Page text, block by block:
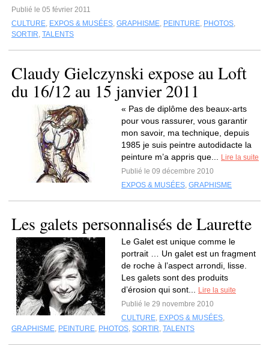
Publié le 05 février 2011
CULTURE, EXPOS & MUSÉES, GRAPHISME, PEINTURE, PHOTOS,
SORTIR, TALENTS
Claudy Gielczynski expose au Loft
du 16/12 au 15 janvier 2011
« Pas de diplôme des beaux-arts
pour vous rassurer, vous garantir
mon savoir, ma technique, depuis
1985 je suis peintre autodidacte la
peinture m’a appris que...
Lire la suite
Publié le 09 décembre 2010
EXPOS & MUSÉES, GRAPHISME
Les galets personnalisés de Laurette
Le Galet est unique comme le
portrait … Un galet est un fragment
de roche à l’aspect arrondi, lisse.
Les galets sont des produits
d’érosion qui sont...
Lire la suite
Publié le 29 novembre 2010
CULTURE, EXPOS & MUSÉES,
GRAPHISME, PEINTURE, PHOTOS, SORTIR, TALENTS